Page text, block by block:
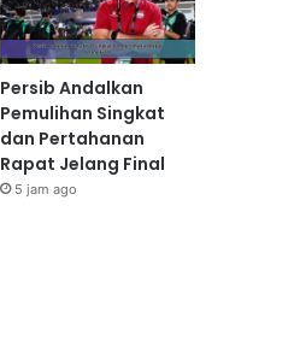
Persib Andalkan
Pemulihan Singkat
dan Pertahanan
Rapat Jelang Final
5 jam ago